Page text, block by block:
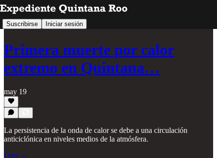
Suscribirse Iniciar sesión
Primera muerte por calor
extremo en Quintana…
may 19
La persistencia de la onda de calor se debe a una circulación
anticiclónica en niveles medios de la atmósfera.
Leer →